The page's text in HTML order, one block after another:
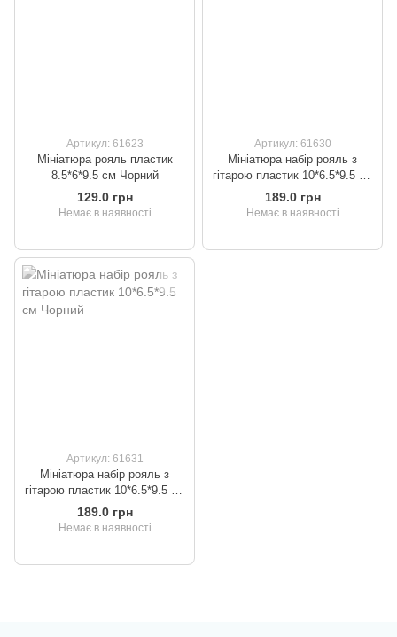
Артикул: 61623
Мініатюра рояль пластик
8.5*6*9.5 см Чорний
129.0 грн
Немає в наявності
Артикул: 61630
Мініатюра набір рояль з
гітарою пластик 10*6.5*9.5 см
Білий
189.0 грн
Немає в наявності
Артикул: 61631
Мініатюра набір рояль з
гітарою пластик 10*6.5*9.5 см
Чорний
189.0 грн
Немає в наявності